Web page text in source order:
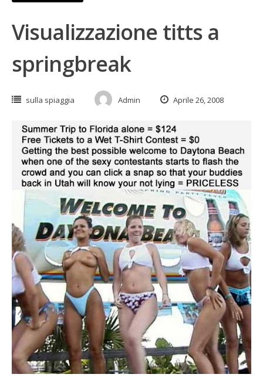
Visualizzazione titts a
springbreak
sulla spiaggia Admin Aprile 26, 2008